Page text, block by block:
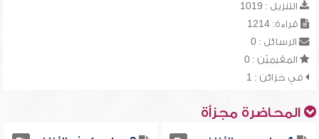
التنزيل : 1019
قراءة: 1214
الرسائل : 0
المقيميّن : 0
في خزائن : 1
المحاضرة مجزأة